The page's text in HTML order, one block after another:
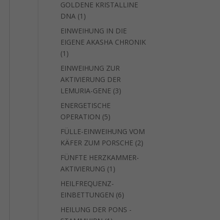
GOLDENE KRISTALLINE
DNA 1 1
Produkt
EINWEIHUNG IN DIE
EIGENE AKASHA CHRONIK
1 1
Produkt
EINWEIHUNG ZUR
AKTIVIERUNG DER
LEMURIA-GENE 33
ENERGETISCHE
OPERATION 55
Produkte
FÜLLE-EINWEIHUNG VOM
KÄFER ZUM PORSCHE 22
FÜNFTE HERZKAMMER-
AKTIVIERUNG 1 1
HEILFREQUENZ-
EINBETTUNGEN 66
Produkte
HEILUNG DER PONS -